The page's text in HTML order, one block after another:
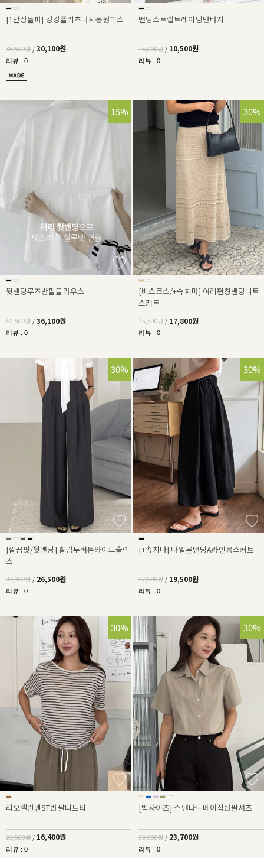
[1만장돌파] 캉캉플리츠나시롱원피스
35,500원 / 30,100원
리뷰 : 0
밴딩스트랩트레이닝반바지
15,000원 / 10,500원
리뷰 : 0
15%
뒷밴딩루즈반팔블라우스
42,500원 / 36,100원
리뷰 : 0
30%
[비스코스/+속치마] 여리펀칭밴딩니트
스커트
25,500원 / 17,800원
리뷰 : 0
30%
[깔끔핏/뒷밴딩] 찰랑투버튼와이드슬랙
스
37,900원 / 26,500원
리뷰 : 0
30%
[+속치마] 나일론밴딩A라인롱스커트
27,900원 / 19,500원
리뷰 : 0
30%
리오셀린넨ST반팔니트티
23,500원 / 16,400원
리뷰 : 0
30%
[빅사이즈] 스탠다드베이직반팔셔츠
33,900원 / 23,700원
리뷰 : 0